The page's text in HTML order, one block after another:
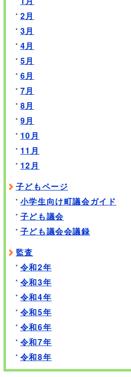
2月
3月
4月
5月
6月
7月
8月
9月
10月
11月
12月
子どもページ
小学生向け町議会ガイド
子ども議会
子ども議会会議録
監査
令和2年
令和3年
令和4年
令和5年
令和6年
令和7年
令和8年